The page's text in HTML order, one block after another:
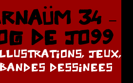
34 –
DE JO99
JEUX,
DESSINEES